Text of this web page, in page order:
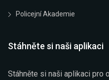
Policejní Akademie
Stáhněte si naši aplikaci
Stáhněte si naši aplikaci pro